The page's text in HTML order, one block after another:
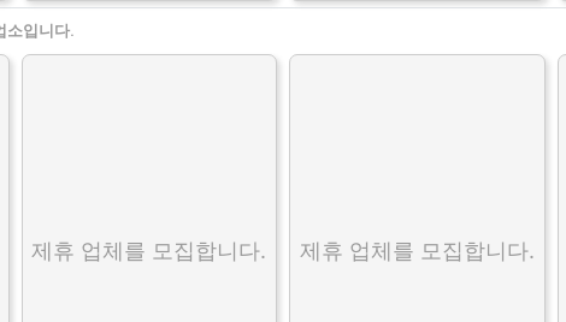
소입니다.
제휴 업체를 모집합니다. 제휴 업체를 모집합니다.